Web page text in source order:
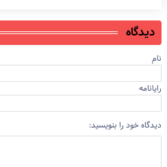
دیدگاه
نام
رایانامه
دیدگاه خود را بنویسید: